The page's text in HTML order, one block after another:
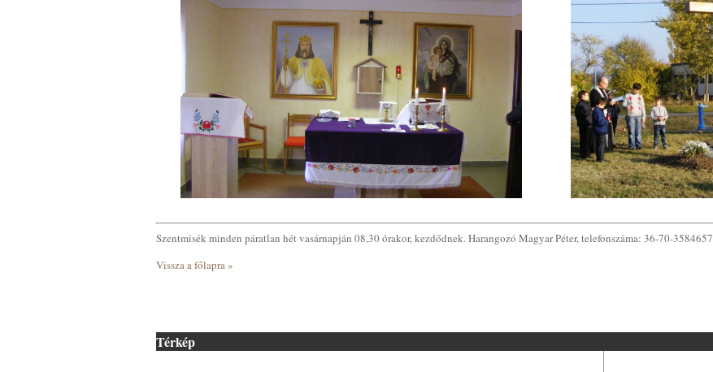
Szentmisék minden páratlan hét vasárnapján 08,30 órakor, kezdődnek. Harangozó Magyar Péter, telefonszáma: 36-70-3584657
Vissza a főlapra »
Térkép